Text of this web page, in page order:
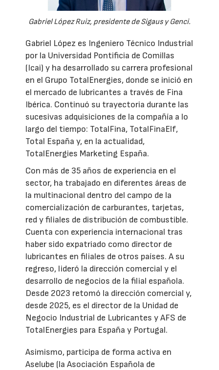
Gabriel López Ruiz, presidente de Sigaus y Genci.
Gabriel López es Ingeniero Técnico Industrial
por la Universidad Pontificia de Comillas
(Icai) y ha desarrollado su carrera profesional
en el Grupo TotalEnergies, donde se inició en
el mercado de lubricantes a través de Fina
Ibérica. Continuó su trayectoria durante las
sucesivas adquisiciones de la compañía a lo
largo del tiempo: TotalFina, TotalFinaElf,
Total España y, en la actualidad,
TotalEnergies Marketing España.
Con más de 35 años de experiencia en el
sector, ha trabajado en diferentes áreas de
la multinacional dentro del campo de la
comercialización de carburantes, tarjetas,
red y filiales de distribución de combustible.
Cuenta con experiencia internacional tras
haber sido expatriado como director de
lubricantes en filiales de otros países. A su
regreso, lideró la dirección comercial y el
desarrollo de negocios de la filial española.
Desde 2023 retomó la dirección comercial y,
desde 2025, es el director de la Unidad de
Negocio Industrial de Lubricantes y AFS de
TotalEnergies para España y Portugal.
Asimismo, participa de forma activa en
Aselube (la Asociación Española de